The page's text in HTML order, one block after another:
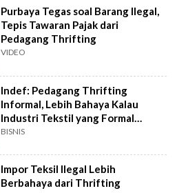
Purbaya Tegas soal Barang Ilegal,
Tepis Tawaran Pajak dari
Pedagang Thrifting
VIDEO
Indef: Pedagang Thrifting
Informal, Lebih Bahaya Kalau
Industri Tekstil yang Formal
Hancur
BISNIS
Impor Teksil Ilegal Lebih
Berbahaya dari Thrifting